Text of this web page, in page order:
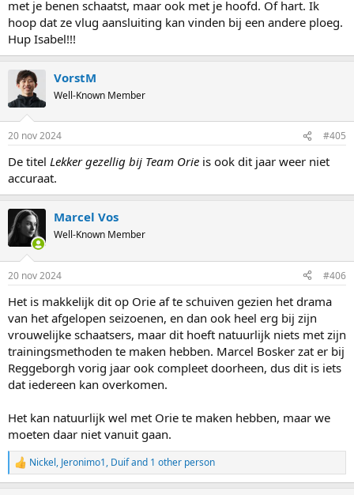
met je benen schaatst, maar ook met je hoofd. Of hart. Ik
hoop dat ze vlug aansluiting kan vinden bij een andere ploeg.
Hup Isabel!!!
VorstM
Well-Known Member
20 nov 2024 #405
De titel Lekker gezellig bij Team Orie is ook dit jaar weer niet
accuraat.
Marcel Vos
Well-Known Member
20 nov 2024 #406
Het is makkelijk dit op Orie af te schuiven gezien het drama
van het afgelopen seizoenen, en dan ook heel erg bij zijn
vrouwelijke schaatsers, maar dit hoeft natuurlijk niets met zijn
trainingsmethoden te maken hebben. Marcel Bosker zat er bij
Reggeborgh vorig jaar ook compleet doorheen, dus dit is iets
dat iedereen kan overkomen.
Het kan natuurlijk wel met Orie te maken hebben, maar we
moeten daar niet vanuit gaan.
R
e
Nickel, Jeronimo1, Duifand 1 other person